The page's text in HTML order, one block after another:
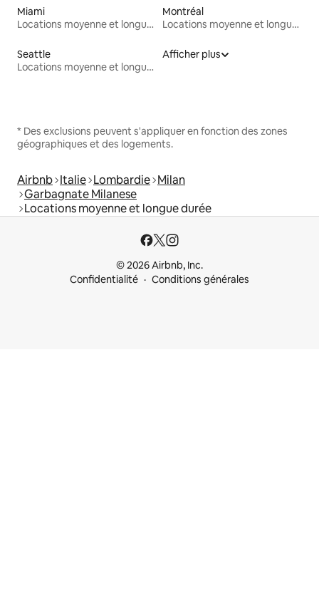
Miami
Locations moyenne et longue durée
Montréal
Locations moyenne et longue durée
Seattle
Locations moyenne et longue durée
Afficher plus
* Des exclusions peuvent s'appliquer en fonction des zones
géographiques et des logements.
Airbnb Italie Lombardie Milan
Garbagnate Milanese
Locations moyenne et longue durée
© 2026 Airbnb, Inc.
Confidentialité
Conditions générales